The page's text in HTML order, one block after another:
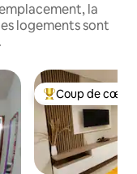
la
logements sont
Coup de cœur
Coup de cœur